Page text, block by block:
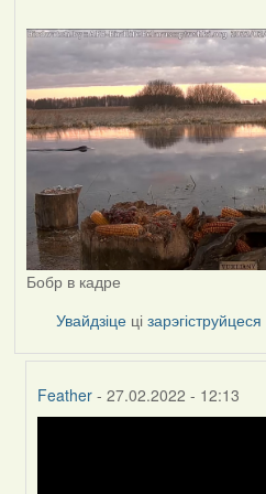
Бобр в кадре
Увайдзіце цізарэгіструйцеся
Feather - 27.02.2022 - 12:13